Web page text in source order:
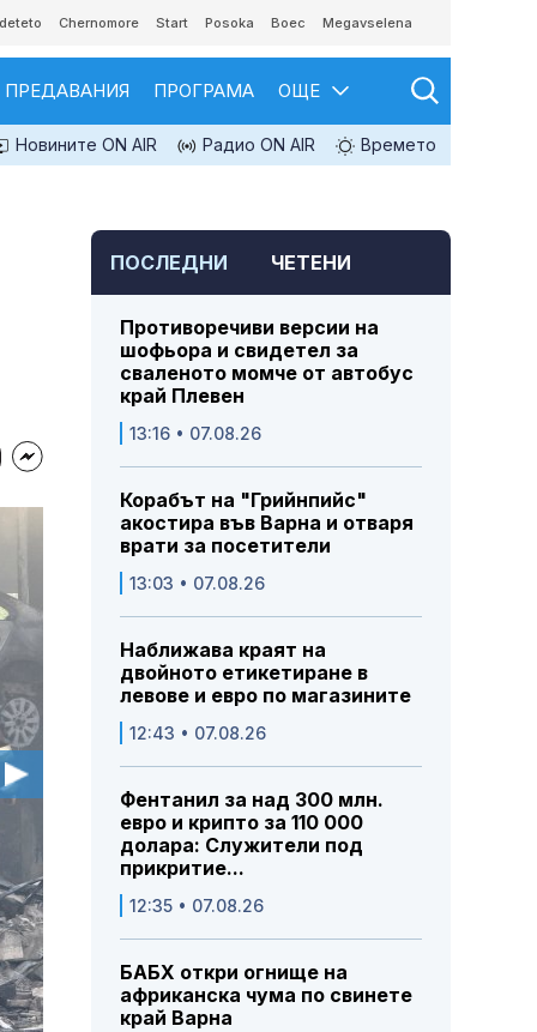
Chernomore Start Posoka Boec Megavselena
ПРЕДАВАНИЯ ПРОГРАМА ОЩЕ
Новините ON AIR Радио ON AIR Времето
ПОСЛЕДНИ ЧЕТЕНИ
Противоречиви версии на
шофьора и свидетел за
сваленото момче от автобус
край Плевен
13:16 • 07.08.26
Корабът на "Грийнпийс"
акостира във Варна и отваря
врати за посетители
13:03 • 07.08.26
Наближава краят на
двойното етикетиране в
левове и евро по магазините
12:43 • 07.08.26
Фентанил за над 300 млн.
евро и крипто за 110 000
долара: Служители под
прикритие...
12:35 • 07.08.26
БАБХ откри огнище на
африканска чума по свинете
край Варна